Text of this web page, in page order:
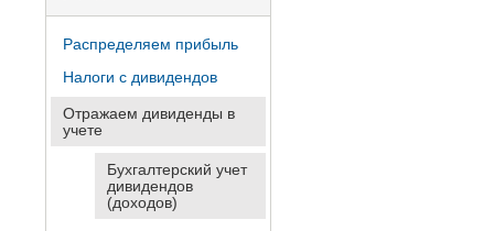
Распределяем прибыль
Налоги с дивидендов
Отражаем дивиденды в
учете
Бухгалтерский учет
дивидендов
(доходов)